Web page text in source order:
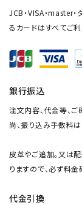
キーワード
JCB・VISA・master
るカードはすべてご利
銀行振込
注文内容、代金等、
尚、振り込み手数料
皮革やご追加。又は
りますので、必ず料
代金引換